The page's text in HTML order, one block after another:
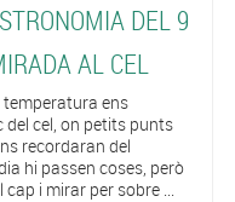
DEL 9
AL CEL
temperatura ens
del cel, on petits punts
recordaran del
hi passen coses, però
cap i mirar per sobre ...